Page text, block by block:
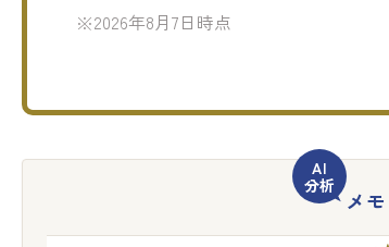
※2026年8月7日時点
メ